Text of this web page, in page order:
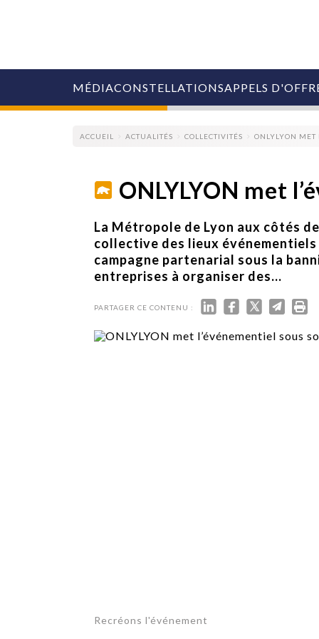
MÉDIA
COLLECTIVITÉS
MARQUES
AGENCES
RETAIL
MÉDIAS
ÉVÉNEMENTIELS
SERVICES
CONSTELLATIONSAPPELS
ACCUEIL ACTUALITÉS COLLECTIVITÉS ONLYLYON MET
ONLYLYON met
La Métropole de Lyon aux côtés
collective des lieux événementiels
campagne partenarial sous la
entreprises à organiser des...
PARTAGER CE CONTENU :
Recréons l'événement